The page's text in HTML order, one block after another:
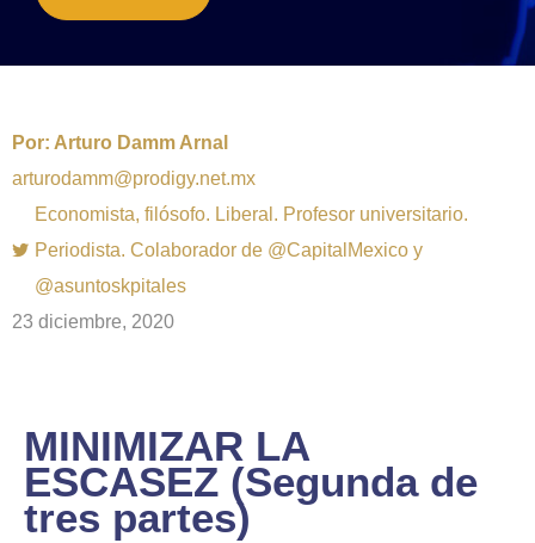
Por: Arturo Damm Arnal
arturodamm@prodigy.net.mx
Economista, filósofo. Liberal. Profesor universitario.
Periodista. Colaborador de @CapitalMexico y
@asuntoskpitales
23 diciembre, 2020
MINIMIZAR LA
ESCASEZ (Segunda de
tres partes)